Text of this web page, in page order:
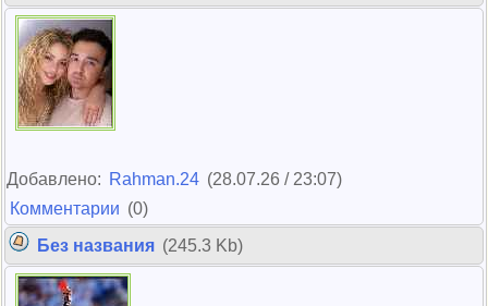
Добавлено: Rahman.24 (28.07.26 / 23:07)
Комментарии (0)
Без названия (245.3 Kb)